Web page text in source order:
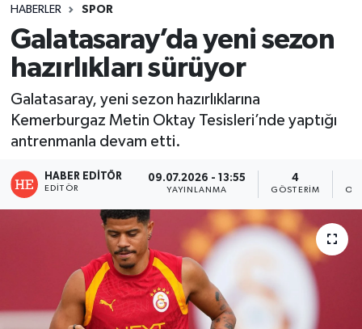
HABERLER SPOR
Galatasaray’da yeni sezon
hazırlıkları sürüyor
Galatasaray, yeni sezon hazırlıklarına
Kemerburgaz Metin Oktay Tesisleri’nde yaptığı
antrenmanla devam etti.
HABER EDITÖR
EDITÖR
09.07.2026 - 13:55
YAYINLANMA
4
GÖSTERIM
Haber Arşivi